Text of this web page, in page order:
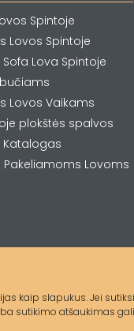
kaip slapukus. Jei
sutikimo atšaukimas
Spintoje
Lovos Spintoje
Lova Spintoje
Lovos Vaikams
plokštės spalvos
Katalogas
Lovoms